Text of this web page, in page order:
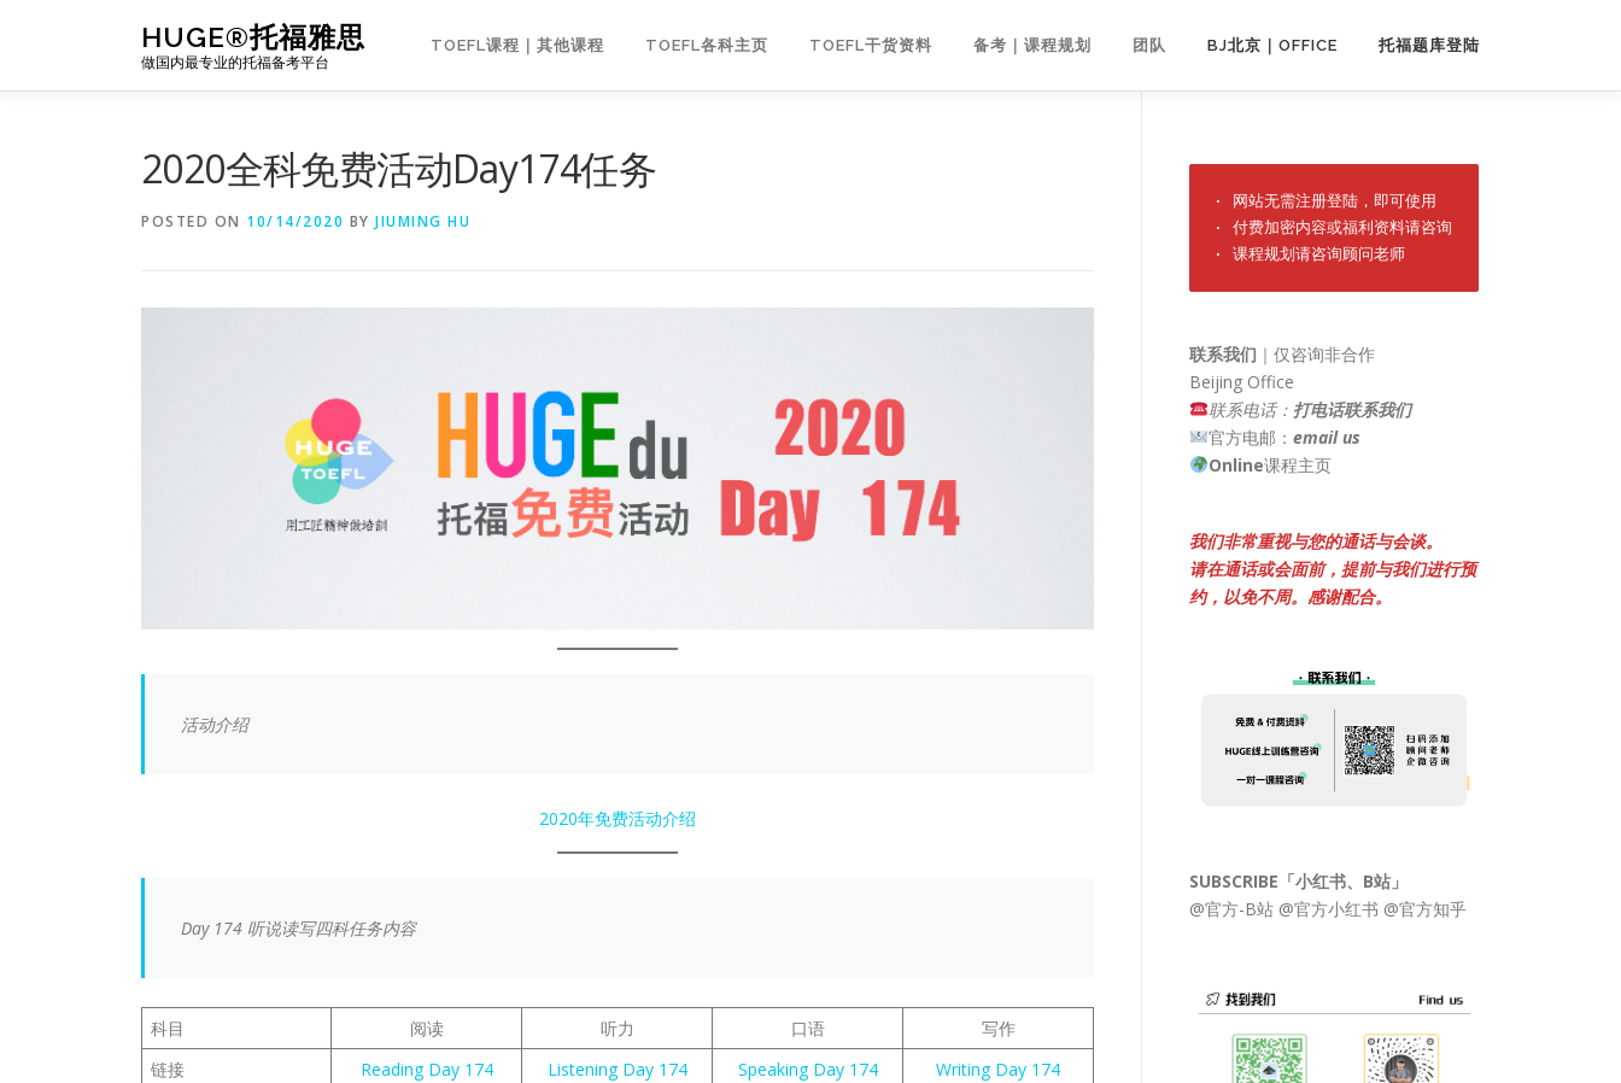
HUGE®托福雅思
做国内最专业的托福备考平台
TOEFL课程｜其他课程 TOEFL各科主页 TOEFL干货资料 备考｜课程规划 团队 BJ北京｜OFFICE 托福题库登陆
2020全科免费活动Day174任务
POSTED ON 10/14/2020 BY JIUMING HU
活动介绍
2020年免费活动介绍
Day 174 听说读写四科任务内容
科目 阅读 听力 口语
写作
链接
Reading Day 174 Listening Day 174 Speaking Day 174 Writing Day 174
· 网站无需注册登陆，即可使用
· 付费加密内容或福利资料请咨询
· 课程规划请咨询顾问老师
联系我们 ｜仅咨询非合作
Beijing Office
联系电话： 打电话联系我们
官方电邮： email us
Online课程主页
我们非常重视与您的通话与会谈。
请在通话或会面前，提前与我们进行预
约，以免不周。感谢配合。
SUBSCRIBE「小红书、B站」
@官方-B站 @官方小红书 @官方知乎